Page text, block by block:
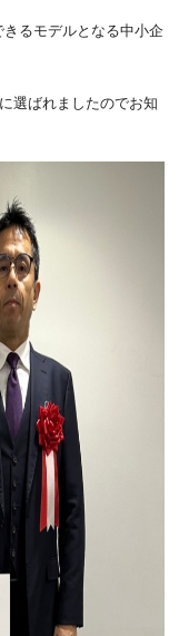
るモデルとなる中小企
選ばれましたのでお知